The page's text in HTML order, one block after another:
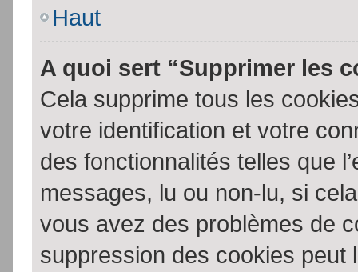
Haut
A quoi sert “Supprimer les
Cela supprime tous les
votre identification et votre
des fonctionnalités telles que
messages, lu ou non-lu, si
vous avez des problèmes de
suppression des cookies peut